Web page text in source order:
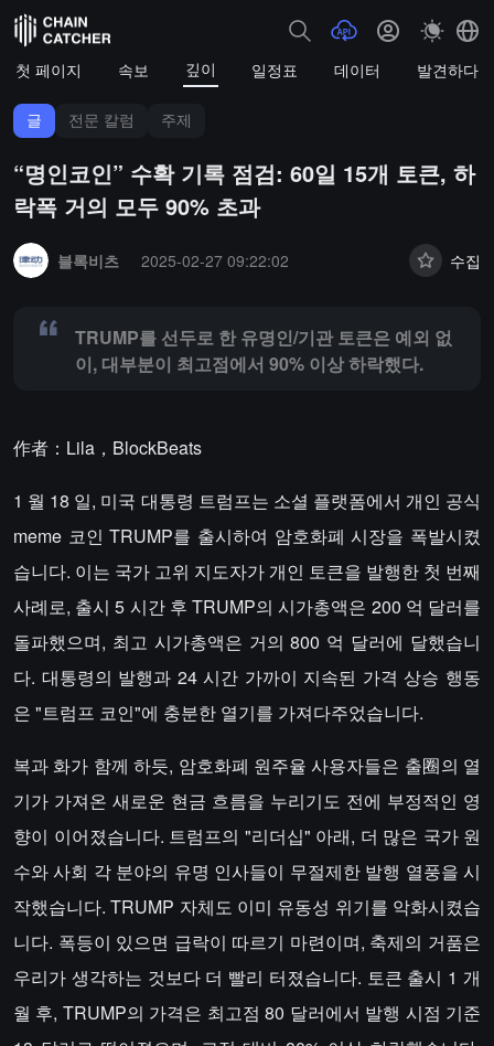
첫 페이지 속보 깊이 일정표 데이터 발견하다
글 전문 칼럼 주제
“명인코인” 수확 기록 점검: 60일 15개 토큰, 하
락폭 거의 모두 90% 초과
블록비츠
2025-02-27 09:22:02 수집
TRUMP를 선두로 한 유명인/기관 토큰은 예외 없
이, 대부분이 최고점에서 90% 이상 하락했다.
作者：Lila，BlockBeats
1 월 18 일, 미국 대통령 트럼프는 소셜 플랫폼에서 개인 공식
meme 코인 TRUMP를 출시하여 암호화폐 시장을 폭발시켰
습니다. 이는 국가 고위 지도자가 개인 토큰을 발행한 첫 번째
사례로, 출시 5 시간 후 TRUMP의 시가총액은 200 억 달러를
돌파했으며, 최고 시가총액은 거의 800 억 달러에 달했습니
다. 대통령의 발행과 24 시간 가까이 지속된 가격 상승 행동
은 "트럼프 코인"에 충분한 열기를 가져다주었습니다.
복과 화가 함께 하듯, 암호화폐 원주율 사용자들은 출圈의 열
기가 가져온 새로운 현금 흐름을 누리기도 전에 부정적인 영
향이 이어졌습니다. 트럼프의 "리더십" 아래, 더 많은 국가 원
수와 사회 각 분야의 유명 인사들이 무절제한 발행 열풍을 시
작했습니다. TRUMP 자체도 이미 유동성 위기를 악화시켰습
니다. 폭등이 있으면 급락이 따르기 마련이며, 축제의 거품은
우리가 생각하는 것보다 더 빨리 터졌습니다. 토큰 출시 1 개
월 후, TRUMP의 가격은 최고점 80 달러에서 발행 시점 기준